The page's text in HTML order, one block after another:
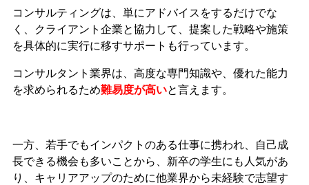
コンサルティングは、単にアドバイスをするだけでな
く、クライアント企業と協力して、提案した戦略や施策
を具体的に実行に移すサポートも行っています。
コンサルタント業界は、高度な専門知識や、優れた能力
を求められるため難易度が高いと言えます。
一方、若手でもインパクトのある仕事に携われ、自己成
長できる機会も多いことから、新卒の学生にも人気があ
り、キャリアアップのために他業界から未経験で志望す